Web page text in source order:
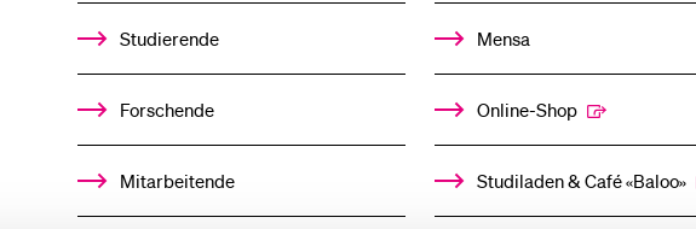
Studierende
Forschende
Mitarbeitende
Mensa
Online-Shop
Studiladen & Café «Baloo»